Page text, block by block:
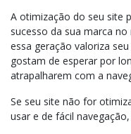
A otimização do seu site
sucesso da sua marca
essa geração valoriza
gostam de esperar por
atrapalharem com a
Se seu site não for
usar e de fácil